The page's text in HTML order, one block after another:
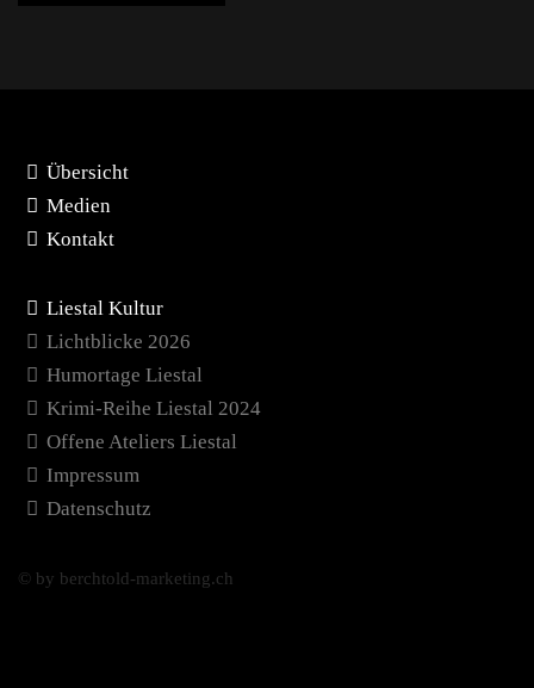
Übersicht
Medien
Kontakt
Liestal Kultur
Lichtblicke 2026
Humortage Liestal
Krimi-Reihe Liestal 2024
Offene Ateliers Liestal
Impressum
Datenschutz
© by berchtold-marketing.ch